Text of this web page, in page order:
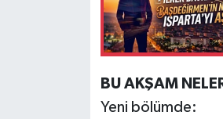
BU AKŞAM
Yeni bölümde: